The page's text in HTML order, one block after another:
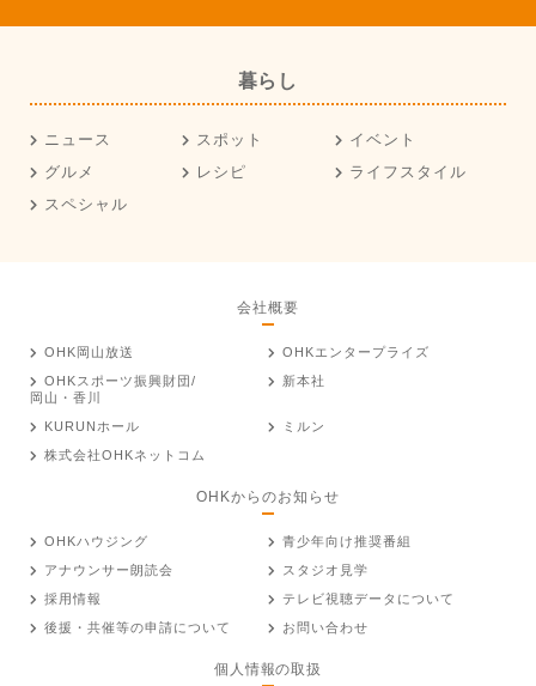
暮らし
ニュース スポット
イベント
グルメ
レシピ
ライフスタイル
スペシャル
会社概要
OHK岡山放送
OHKエンタープライズ
OHKスポーツ振興財団/
岡山・香川
新本社
KURUNホール
ミルン
株式会社OHKネットコム
OHKからのお知らせ
OHKハウジング
青少年向け推奨番組
アナウンサー朗読会
スタジオ見学
採用情報
テレビ視聴データについて
後援・共催等の申請について
お問い合わせ
個人情報の取扱